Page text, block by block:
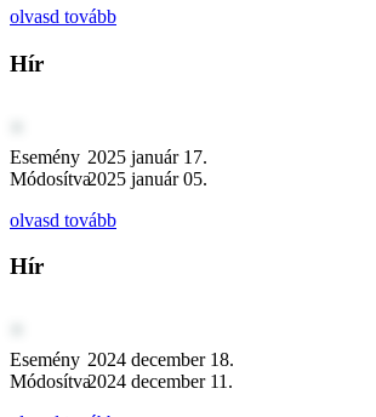
olvasd tovább
Hír
Esemény 2025 január 17.
Módosítva2025 január 05.
olvasd tovább
Hír
Esemény 2024 december 18.
Módosítva2024 december 11.